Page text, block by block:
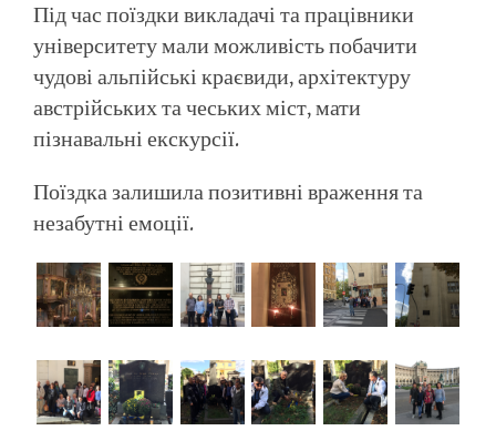
Під час поїздки викладачі та працівники
університету мали можливість побачити
чудові альпійські краєвиди, архітектуру
австрійських та чеських міст, мати
пізнавальні екскурсії.
Поїздка залишила позитивні враження та
незабутні емоції.